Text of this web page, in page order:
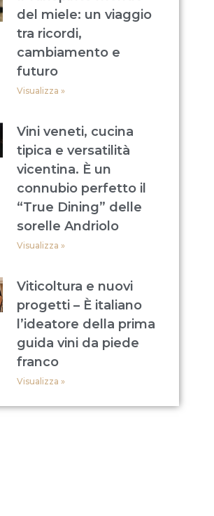
del miele: un viaggio
tra ricordi,
cambiamento e
futuro
Visualizza »
Vini veneti, cucina
tipica e versatilità
vicentina. È un
connubio perfetto il
“True Dining” delle
sorelle Andriolo
Visualizza »
Viticoltura e nuovi
progetti – È italiano
l’ideatore della prima
guida vini da piede
franco
Visualizza »